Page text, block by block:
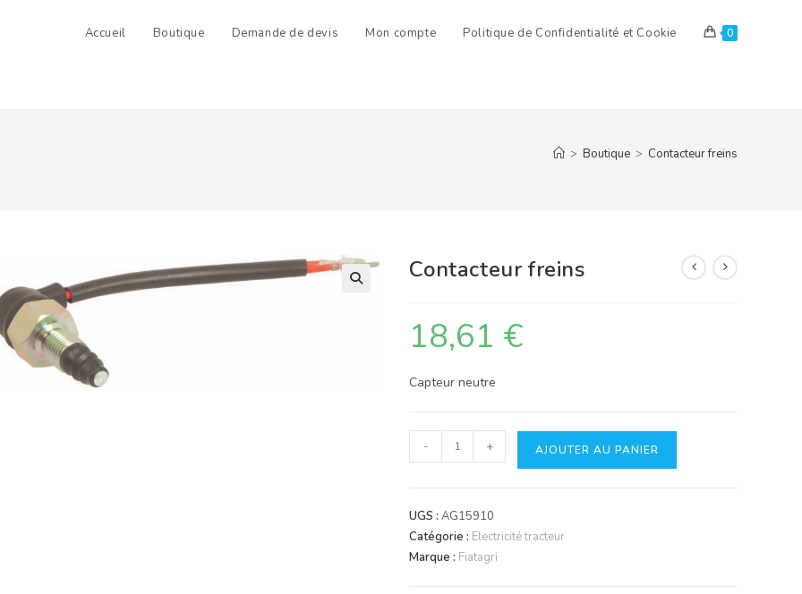
Accueil Boutique Demande de devis Mon compte Politique de Confidentialité et Cookie 0
> Boutique > Contacteur freins
Contacteur freins
18,61 €
Capteur neutre
quantité
de
freins
- + AJOUTER AU PANIER
UGS :AG15910
Catégorie : Electricité tracteur
Marque : Fiatagri